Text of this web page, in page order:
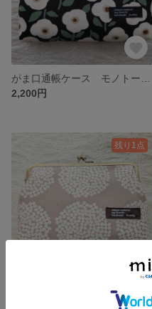
2,200円
残り1点